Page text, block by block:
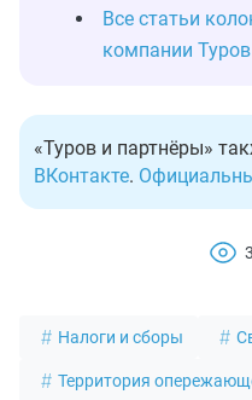
Все статьи
компании
«Туров и партнёры»
ВКонтакте.
Налоги и сборы
Территория